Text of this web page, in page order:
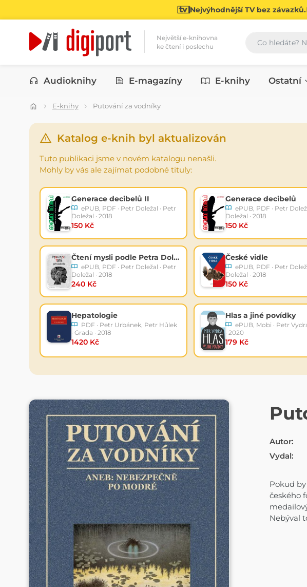
Nejvýhodnější TV bez závazků.
Největší e-knihovna
ke čtení i poslechu
Kategorie
Audioknihy E-magazíny E-knihy Ostatní
E-knihy Putování za vodníky
Katalog e-knih byl aktualizován
Tuto publikaci jsme v novém katalogu nenašli.
Mohly by vás ale zajímat podobné tituly:
Generace decibelů II
ePUB, PDF · Petr Doležal · Petr
Doležal · 2018
150 Kč
Generace decibelů
ePUB, PDF · Petr
Doležal · 2018
150 Kč
Čtení mysli podle Petra Doležala
ePUB, PDF · Petr Doležal · Petr
Doležal · 2018
240 Kč
České vidle
ePUB, PDF · Petr
Doležal · 2018
150 Kč
Hepatologie
PDF · Petr Urbánek, Petr Hůlek
· Grada · 2018
1420 Kč
Hlas a jiné povídky
ePUB, Mobi · Petr
· 2020
179 Kč
E-KNIHA
Autor:
Vydal:
Pokud
českého
Nebýval